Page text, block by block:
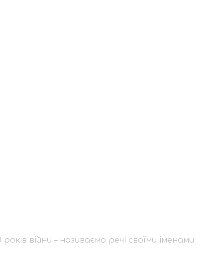
10 років війни –
війни – називаємо речі своїми іменами